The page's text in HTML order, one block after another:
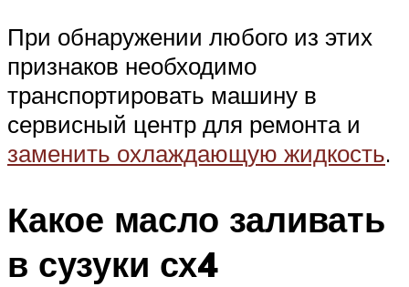
При обнаружении любого из этих
признаков необходимо
транспортировать машину в
сервисный центр для ремонта и
заменить охлаждающую жидкость.
Какое масло заливать
в сузуки сх4